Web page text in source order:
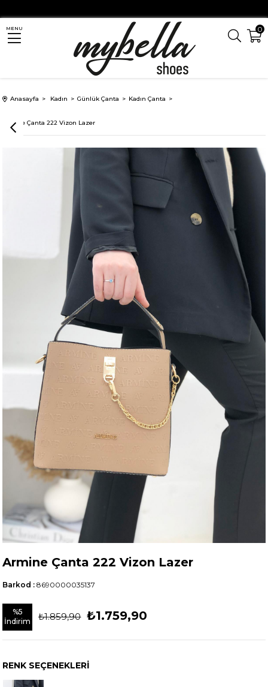
MENU 0
Anasayfa Kadın Günlük Çanta Kadın Çanta
Armine Çanta 222 Vizon Lazer
Armine Çanta 222 Vizon Lazer
Barkod : 8690000035137
%5
İndirim
₺1.859,90 ₺1.759,90
RENK SEÇENEKLERI